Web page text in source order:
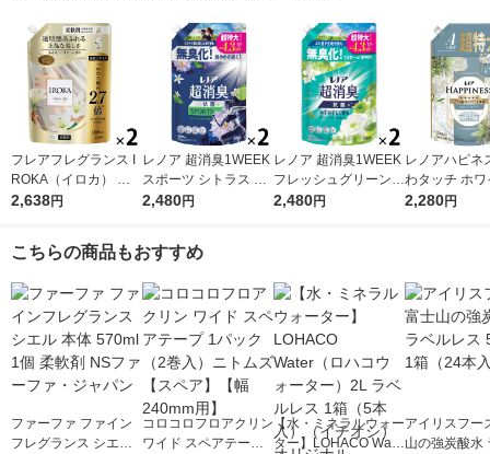
フレアフレグランス I
ROKA（イロカ） ネ
イキッドリリー 柔軟
花王
2,638円
レノア 超消臭1WEEK
スポーツ シトラス 詰
め替え 超特大 1380m
2,480円
レノア 超消臭1WEEK
フレッシュグリーンの
香り 詰め替え 超特大
2,480円
レノアハピネ
わタッチ ホワ
ィーの香り 詰
2,280円
こちらの商品もおすすめ
ファーファ ファイン
フレグランス シエル
コロコロフロアクリン
ワイド スペアテープ
【水・ミネラルウォー
ター】LOHACO Wate
アイリスフー
山の強炭酸水